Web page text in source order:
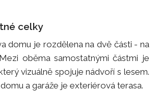
celky
domu je rozdělena na dvě části - na
oběma samostatnými částmi je
vizuálně spojuje nádvoří s lesem.
a garáže je exteriérová terasa.